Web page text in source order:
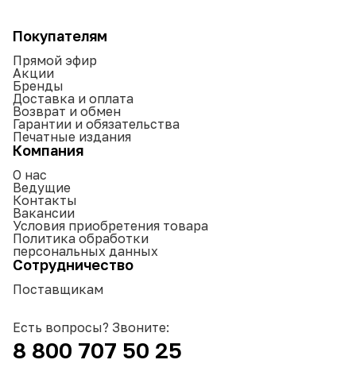
Покупателям
Прямой эфир
Акции
Бренды
Доставка и оплата
Возврат и обмен
Гарантии и обязательства
Печатные издания
Компания
О нас
Ведущие
Контакты
Вакансии
Условия приобретения товара
Политика обработки
персональных данных
Сотрудничество
Поставщикам
Есть вопросы? Звоните:
8 800 707 50 25